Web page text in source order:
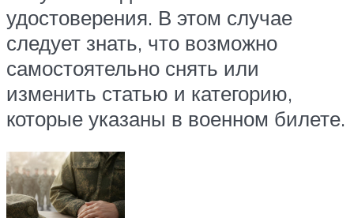
удостоверения. В этом случае
следует знать, что возможно
самостоятельно снять или
изменить статью и категорию,
которые указаны в военном билете.